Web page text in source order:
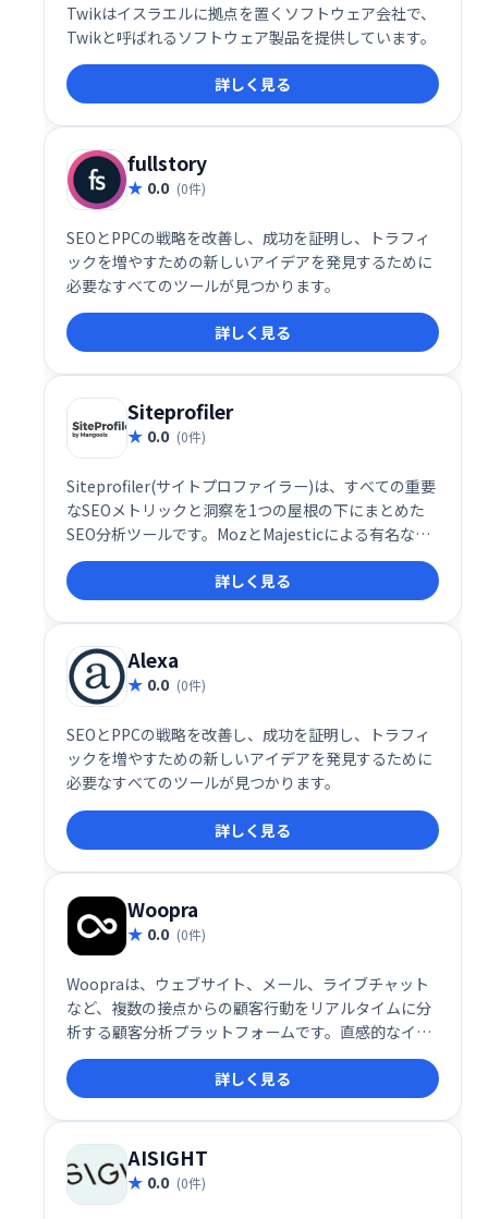
Twikはイスラエルに拠点を置くソフトウェア会社で、
Twikと呼ばれるソフトウェア製品を提供しています。
詳しく見る
fullstory
0.0 (0件)
SEOとPPCの戦略を改善し、成功を証明し、トラフィ
ックを増やすための新しいアイデアを発見するために
必要なすべてのツールが見つかります。
詳しく見る
Siteprofiler
0.0 (0件)
Siteprofiler(サイトプロファイラー)は、すべての重要
なSEOメトリックと洞察を1つの屋根の下にまとめた
SEO分析ツールです。MozとMajesticによる有名な
SEOメトリックを使用して、Webサイトの権限と信頼
性を確認します。ウェブサイトの人気を確認できるよ
うに、Alexa RankとFacebookの共有が含まれていま
す?。
詳しく見る
Alexa
0.0 (0件)
SEOとPPCの戦略を改善し、成功を証明し、トラフィ
ックを増やすための新しいアイデアを発見するために
必要なすべてのツールが見つかります。
詳しく見る
Woopra
0.0 (0件)
Woopraは、ウェブサイト、メール、ライブチャット
など、複数の接点からの顧客行動をリアルタイムに分
析する顧客分析プラットフォームです。直感的なイン
ターフェースで顧客の行動を理解し、効率的な顧客プ
ロファイルを作成できます。様々なデータソースを統
合し、顧客の行動を常に把握することで、より効果的
な顧客対応を実現します。
詳しく見る
AISIGHT
0.0 (0件)